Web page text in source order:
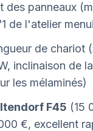
des panneaux
de l'atelier
de chariot
inclinaison de
les mélaminés)
F45 (15
€, excellent